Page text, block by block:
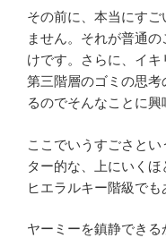
その前に、本当にす
ません。それが普通
けです。さらに、イキ
第三階層のゴミの思
るのでそんなことに
ここでいうすごさと
ター的な、上にいく
ヒエラルキー階級でも
ヤーミーを鎮静できる